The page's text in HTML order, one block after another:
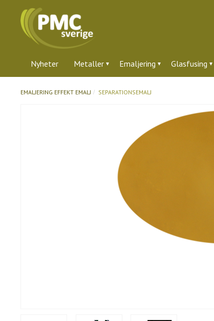
Nyheter Metaller Emaljering Glasfusing
EMALJERING EFFEKT EMALJ SEPARATIONSEMALJ